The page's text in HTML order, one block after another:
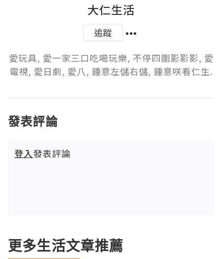
大仁生活
追蹤
愛玩具, 愛一家三口吃喝玩樂, 不停四圍影影影, 愛
電視, 愛日劇, 愛八, 鍾意左儲右儲, 鍾意咲看仁生.
發表評論
登入發表評論
更多生活文章推薦